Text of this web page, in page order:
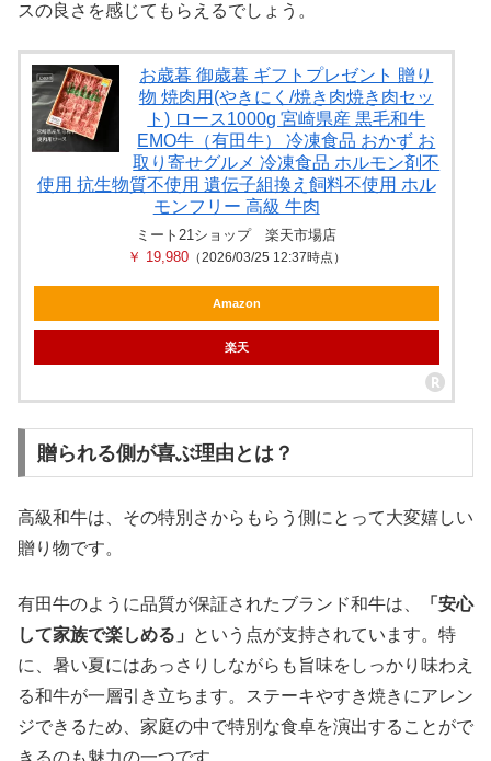
スの良さを感じてもらえるでしょう。
お歳暮 御歳暮 ギフトプレゼント 贈り
物 焼肉用(やきにく/焼き肉焼き肉セッ
ト) ロース1000g 宮崎県産 黒毛和牛
EMO牛（有田牛） 冷凍食品 おかず お
取り寄せグルメ 冷凍食品 ホルモン剤不
使用 抗生物質不使用 遺伝子組換え飼料不使用 ホル
モンフリー 高級 牛肉
ミート21ショップ 楽天市場店
￥ 19,980（2026/03/25 12:37時点）
Amazon
楽天
贈られる側が喜ぶ理由とは？
高級和牛は、その特別さからもらう側にとって大変嬉しい
贈り物です。
有田牛のように品質が保証されたブランド和牛は、
「安心
して家族で楽しめる」
という点が支持されています。特
に、暑い夏にはあっさりしながらも旨味をしっかり味わえ
る和牛が一層引き立ちます。ステーキやすき焼きにアレン
ジできるため、家庭の中で特別な食卓を演出することがで
きるのも魅力の一つです。